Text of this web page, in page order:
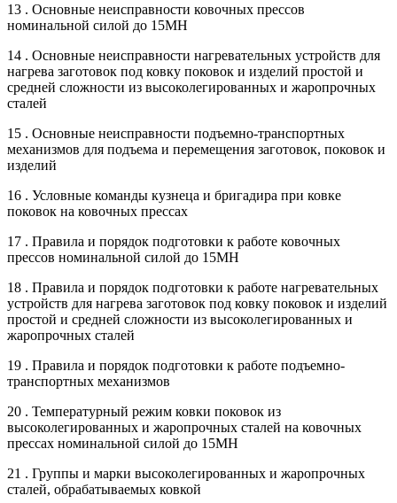
13 . Основные неисправности ковочных прессов
номинальной силой до 15МН
14 . Основные неисправности нагревательных устройств для
нагрева заготовок под ковку поковок и изделий простой и
средней сложности из высоколегированных и жаропрочных
сталей
15 . Основные неисправности подъемно-транспортных
механизмов для подъема и перемещения заготовок, поковок и
изделий
16 . Условные команды кузнеца и бригадира при ковке
поковок на ковочных прессах
17 . Правила и порядок подготовки к работе ковочных
прессов номинальной силой до 15МН
18 . Правила и порядок подготовки к работе нагревательных
устройств для нагрева заготовок под ковку поковок и изделий
простой и средней сложности из высоколегированных и
жаропрочных сталей
19 . Правила и порядок подготовки к работе подъемно-
транспортных механизмов
20 . Температурный режим ковки поковок из
высоколегированных и жаропрочных сталей на ковочных
прессах номинальной силой до 15МН
21 . Группы и марки высоколегированных и жаропрочных
сталей, обрабатываемых ковкой